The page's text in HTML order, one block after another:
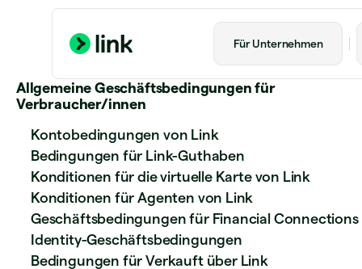
Für Unternehmen
Allgemeine Geschäftsbedingungen für
Verbraucher/innen
Kontobedingungen von Link
Bedingungen für Link-Guthaben
Konditionen für die virtuelle Karte von Link
Konditionen für Agenten von Link
Geschäftsbedingungen für Financial Connections
Identity-Geschäftsbedingungen
Bedingungen für Verkauft über Link